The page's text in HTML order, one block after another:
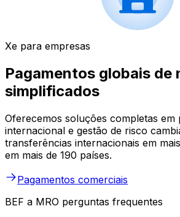
Xe para empresas
Pagamentos globais de
simplificados
Oferecemos soluções completas em
internacional e gestão de risco
transferências internacionais em
em mais de 190 países.
Pagamentos comerciais
BEF a MRO perguntas frequentes